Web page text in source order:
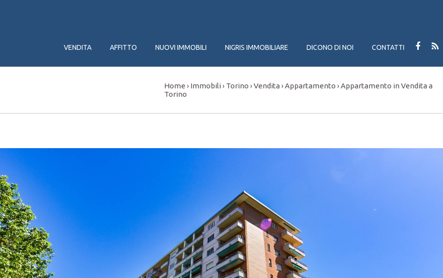
VENDITA AFFITTO NUOVI IMMOBILI NIGRIS IMMOBILIARE DICONO DI NOI CONTATTI
Home › Immobili › Torino ›Vendita ›Appartamento ›Appartamento in Vendita a
Torino